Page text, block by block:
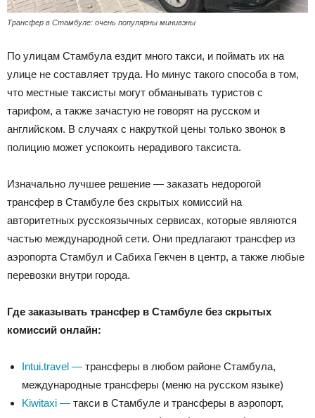
Трансфер в Стамбуле: очень популярны минивэны
По улицам Стамбула ездит много такси, и поймать их на
улице не составляет труда. Но минус такого способа в том,
что местные таксисты могут обманывать туристов с
тарифом, а также зачастую не говорят на русском и
английском. В случаях с накруткой цены только звонок в
полицию может успокоить нерадивого таксиста.
Изначально лучшее решение — заказать недорогой
трансфер в Стамбуле без скрытых комиссий на
авторитетных русскоязычных сервисах, которые являются
частью международной сети. Они предлагают трансфер из
аэропорта Стамбул и Сабиха Гекчен в центр, а также любые
перевозки внутри города.
Где заказывать трансфер в Стамбуле без скрытых
комиссий онлайн:
Intui.travel — трансферы в любом районе Стамбула,
международные трансферы (меню на русском языке)
Kiwitaxi — такси в Стамбуле и трансферы в аэропорт,